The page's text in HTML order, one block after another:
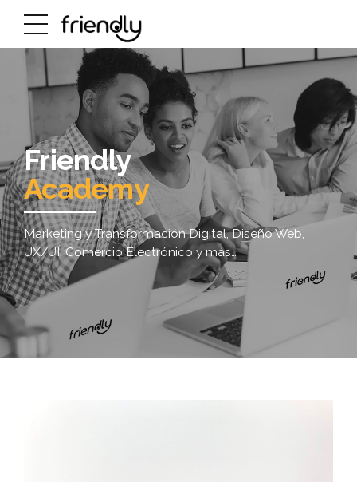
Friendly
Academy
Marketing y Transformación Digital, Diseño Web,
UX/UI, Comercio Electrónico y más…